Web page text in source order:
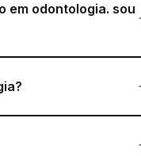
em odontologia. sou